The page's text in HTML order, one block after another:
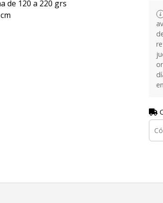
de 120 a 220 grs